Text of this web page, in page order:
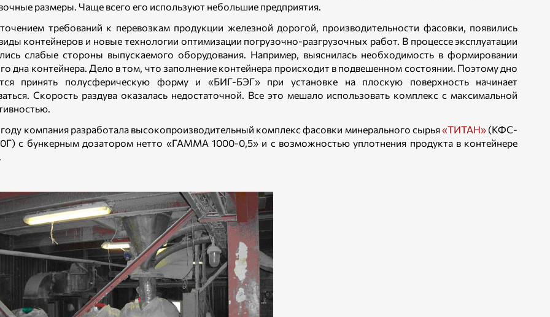
размеры. Чаще всего его используют небольшие предприятия.
требований к перевозкам продукции железной дорогой, производительности фасовки, появились
контейнеров и новые технологии оптимизации погрузочно-разгрузочных работ. В процессе эксплуатации
слабые стороны выпускаемого оборудования. Например, выяснилась необходимость в формировании
дна контейнера. Дело в том, что заполнение контейнера происходит в подвешенном состоянии. Поэтому дно
принять полусферическую форму и «БИГ-БЭГ» при установке на плоскую поверхность начинает
Скорость раздува оказалась недостаточной. Все это мешало использовать комплекс с максимальной
компания разработала высокопроизводительный комплекс фасовки минерального сырья«ТИТАН» (КФС-
с бункерным дозатором нетто «ГАММА 1000-0,5» и с возможностью уплотнения продукта в контейнере